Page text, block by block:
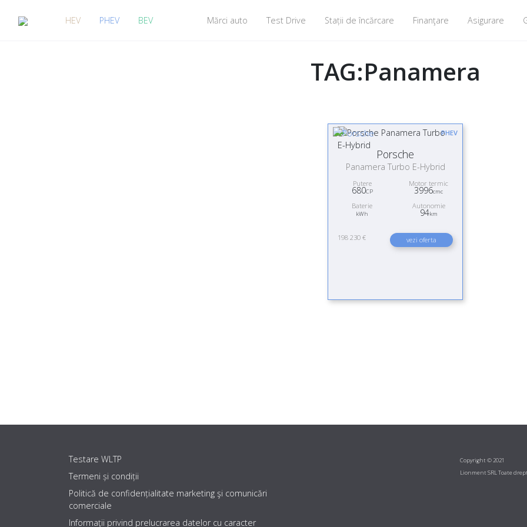
HEV PHEV BEV Mărci auto Test Drive Stații de încărcare Finanţare Asigurare
TAG:Panamera
PHEV
Porsche
Panamera Turbo E-Hybrid
Putere
680CP
Motor termic
3996cmc
Baterie
kWh
Autonomie
94km
198 230 € vezi oferta
Testare WLTP
Termeni și condiții
Politică de confidențialitate marketing şi comunicări
comerciale
Informaţii privind prelucrarea datelor cu caracter
Copyright © 2021
Lionment SRL Toate